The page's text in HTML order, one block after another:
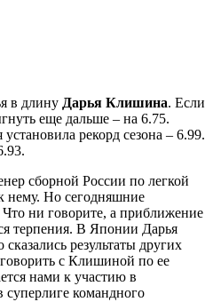
в длину Дарья Клишина. Если
еще дальше – на 6.75.
установила рекорд сезона – 6.99.
сборной России по легкой
нему. Но сегодняшние
ни говорите, а приближение
терпения. В Японии Дарья
результаты других
с Клишиной по ее
нами к участию в
суперлиге командного